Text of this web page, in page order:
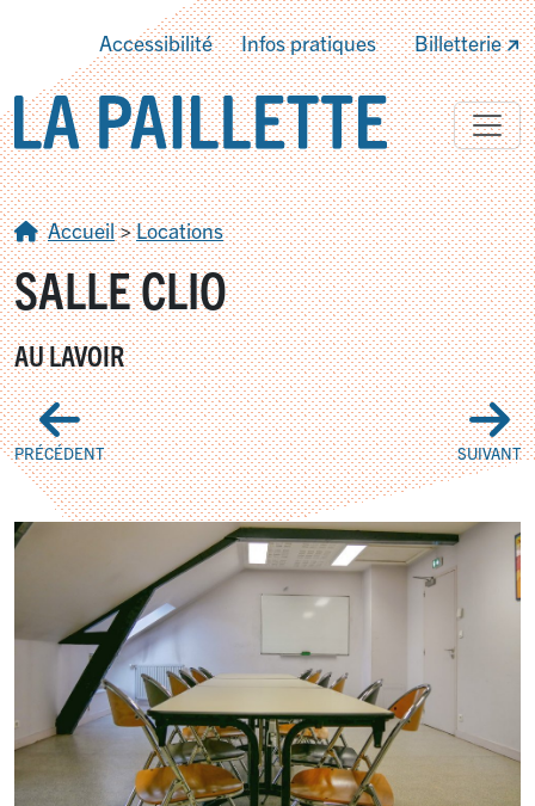
Accessibilité Infos pratiques Billetterie
Accueil>Locations
SALLE CLIO
AU LAVOIR
PRÉCÉDENT SUIVANT